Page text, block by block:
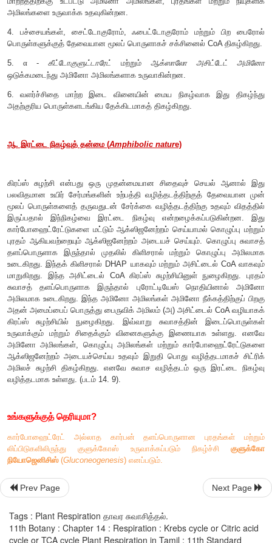
நாட்டில் பிறந்தார். 1953 ஆம் ஆண்டு உடற்செயலியலில்
அ. கிரப்ஸ் சுழற்சியின் முக்கியத்துவம்:
1. TCA சுழற்சியானது ஆற்றலை ATP வடிவத்தில்
வளர்சிதை மாற்றங்களுக்கும் அளிக்கிறது.
2. பல்வேறு வளர்சேர்க்கை செயல்களை உருவாக்கும் கார்பன்
பொருளாகத் திகழ்கின்றன.
மாற்றத்திற்க்கு உட்பட்டு அமினோ அமிலங்கள், புரதங்கள்
அமிலங்களை உருவாக்க உதவுகின்றன.
4. பச்சையங்கள், சைட்டோகுரோம், ஃபைட்டோகுரோம்
பொருள்களுக்குத் தேவையான மூலப் பொருளாகச் சக்சினைல் CoA
5.α- கீட்டோகுளுட்டாரேட்
ஆக்ஸாலோ
6. வளர்ச்சிதை மாற்ற இடை வினையின் மைய நிகழ்வாக
அதற்குரிய பொருள்களடங்கிய தேக்கிடமாகத் திகழ்கிறது.
Prev Page Next Page
Tags : Plant Respiration தாவர சுவாசித்தல்.
11th Botany : Chapter 14 : Respiration : Krebs cycle or Citric acid
cycle or TCA cycle Plant Respiration in Tamil : 11th Standard